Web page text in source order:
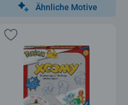
Ähnliche Motive